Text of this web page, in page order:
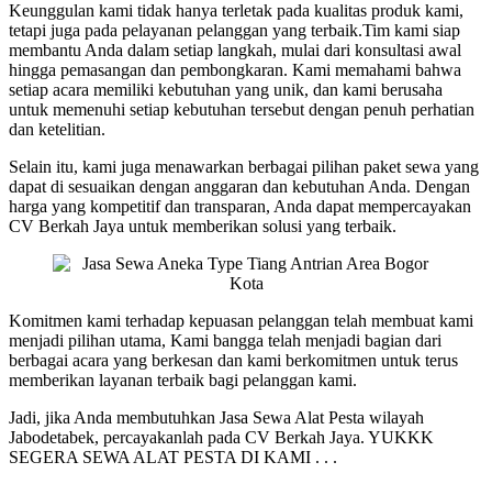
Keunggulan kami tidak hanya terletak pada kualitas produk kami,
tetapi juga pada pelayanan pelanggan yang terbaik.Tim kami siap
membantu Anda dalam setiap langkah, mulai dari konsultasi awal
hingga pemasangan dan pembongkaran. Kami memahami bahwa
setiap acara memiliki kebutuhan yang unik, dan kami berusaha
untuk memenuhi setiap kebutuhan tersebut dengan penuh perhatian
dan ketelitian.
Selain itu, kami juga menawarkan berbagai pilihan paket sewa yang
dapat di sesuaikan dengan anggaran dan kebutuhan Anda. Dengan
harga yang kompetitif dan transparan, Anda dapat mempercayakan
CV Berkah Jaya untuk memberikan solusi yang terbaik.
Komitmen kami terhadap kepuasan pelanggan telah membuat kami
menjadi pilihan utama, Kami bangga telah menjadi bagian dari
berbagai acara yang berkesan dan kami berkomitmen untuk terus
memberikan layanan terbaik bagi pelanggan kami.
Jadi, jika Anda membutuhkan Jasa Sewa Alat Pesta wilayah
Jabodetabek, percayakanlah pada CV Berkah Jaya. YUKKK
SEGERA SEWA ALAT PESTA DI KAMI . . .